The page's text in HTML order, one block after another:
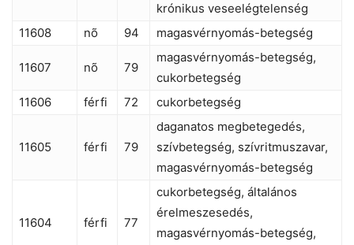
krónikus veseelégtelenség
11608
nõ 94 magasvérnyomás-betegség
11607 nõ 79
magasvérnyomás-betegség,
cukorbetegség
11606
férfi 72 cukorbetegség
11605 férfi 79
daganatos megbetegedés,
szívbetegség, szívritmuszavar,
magasvérnyomás-betegség
11604 férfi 77
cukorbetegség, általános
érelmeszesedés,
magasvérnyomás-betegség,